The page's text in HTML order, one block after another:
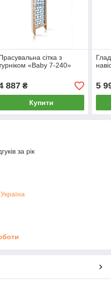
сітка з
«Baby 7-240»
887₴
Купити
5
за рік